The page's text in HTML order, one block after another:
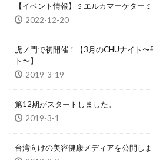
【イベント情報】ミエルカマーケター
2022-12-20
虎ノ門で初開催！【3月のCHUナイト〜
ト〜】
2019-3-19
第12期がスタートしました。
2019-3-1
台湾向けの美容健康メディアを公開しま